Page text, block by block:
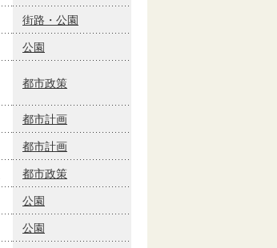
街路・公園
公園
都市政策
都市計画
都市計画
都市政策
公園
公園